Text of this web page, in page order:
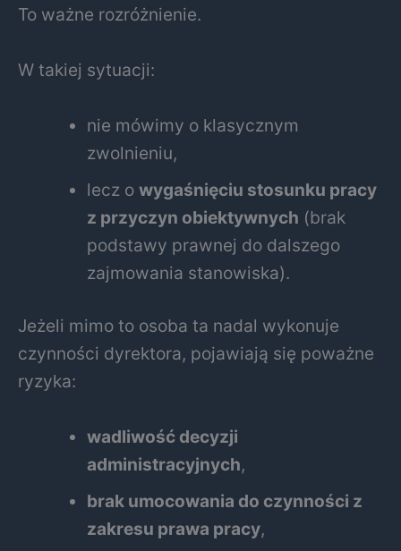
To ważne rozróżnienie.
W takiej sytuacji:
nie mówimy o klasycznym
zwolnieniu,
lecz owygaśnięciu stosunku pracy
z przyczyn obiektywnych (brak
podstawy prawnej do dalszego
zajmowania stanowiska).
Jeżeli mimo to osoba ta nadal wykonuje
czynności dyrektora, pojawiają się poważne
ryzyka:
wadliwość decyzji
administracyjnych,
brak umocowania do czynności z
zakresu prawa pracy,